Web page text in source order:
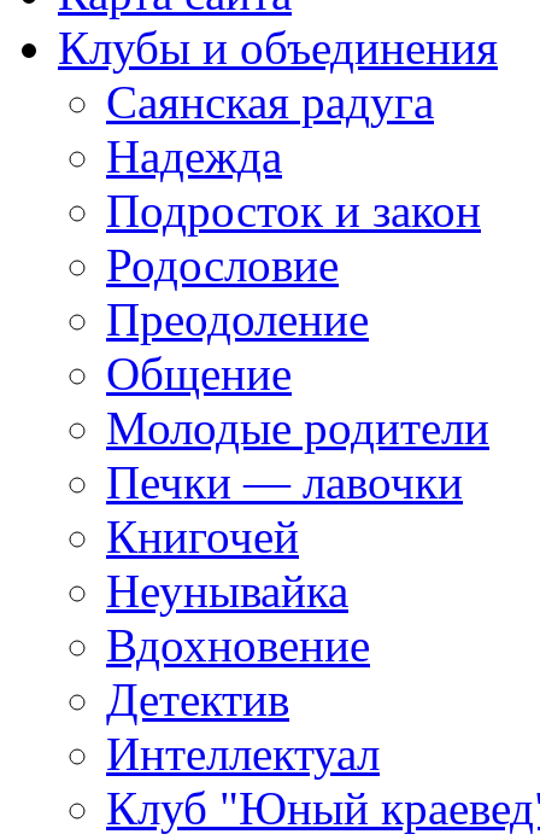
Клубы и объединения
Саянская радуга
Надежда
Подросток и закон
Родословие
Преодоление
Общение
Молодые родители
Печки — лавочки
Книгочей
Неунывайка
Вдохновение
Детектив
Интеллектуал
Клуб "Юный